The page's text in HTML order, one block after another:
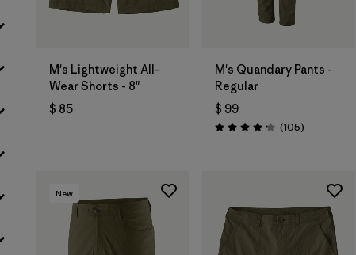
M's Lightweight All-
Wear Shorts - 8"
$ 85
M's Quandary Pants -
Regular
$ 99
Valoración: 4.2 / 5
(105Comentarios
)
New